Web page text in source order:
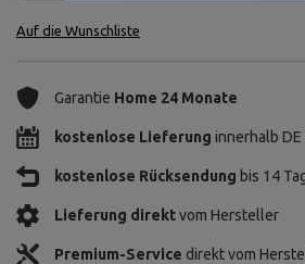
Auf die Wunschliste
Garantie Home 24 Monate
kostenlose Lieferung innerhalb DE
kostenlose Rücksendung bis 14
Lieferung direktvom Hersteller
Premium-Service direkt vom